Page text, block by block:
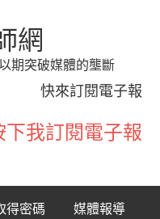
網
期突破媒體的壟斷
快來訂閱電子報
下我訂閱電子報
得密碼 媒體報導